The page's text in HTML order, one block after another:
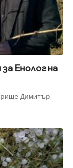
Енолог на
Димитър